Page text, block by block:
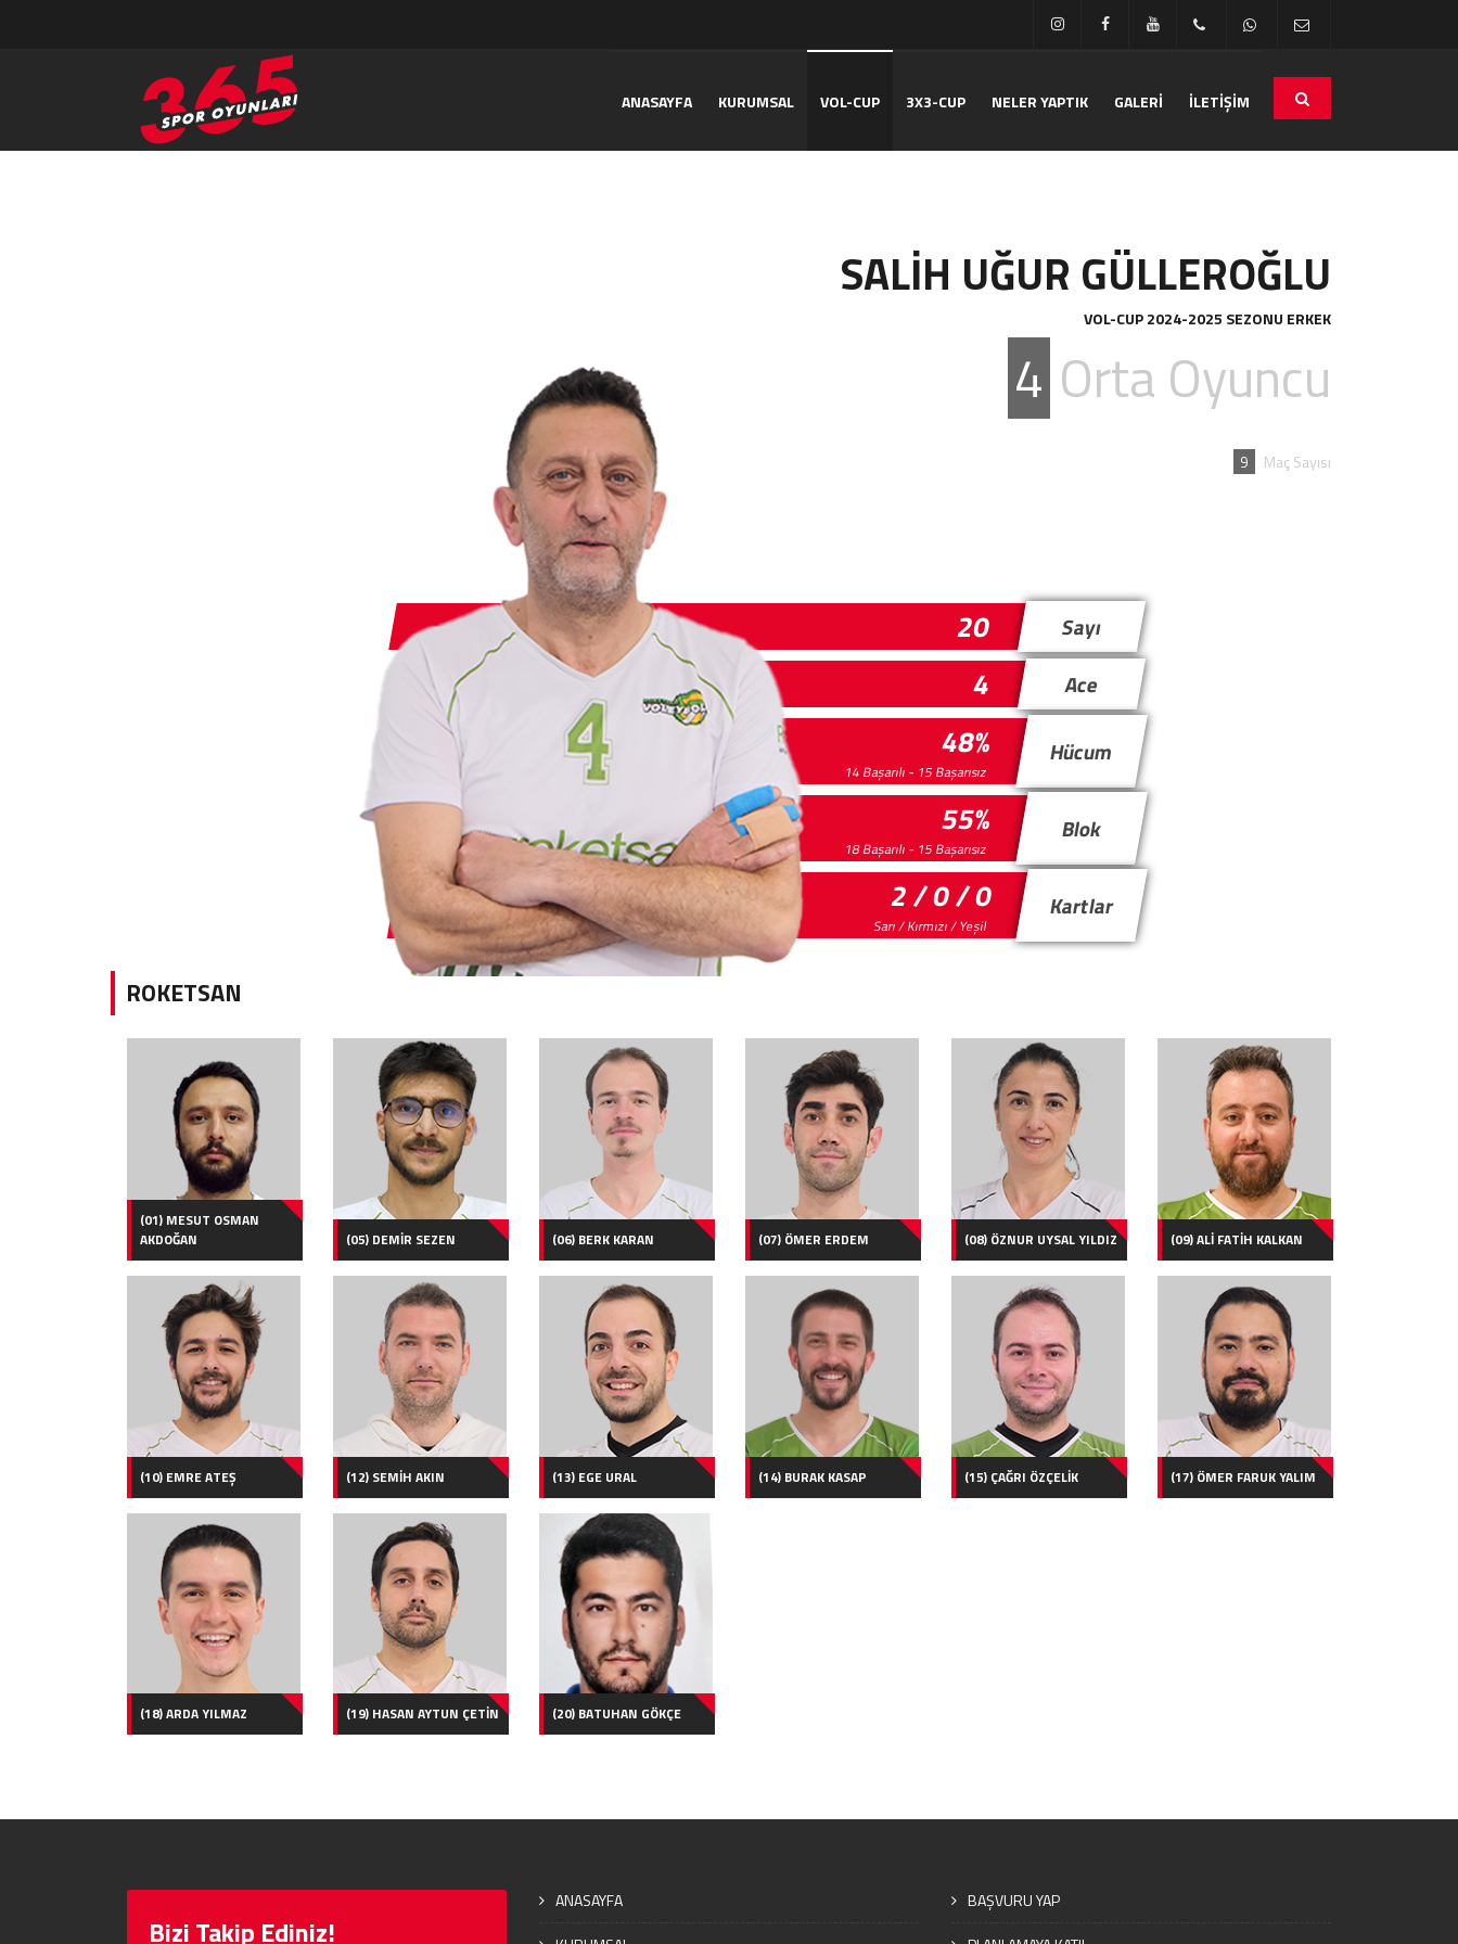
ANASAYFA KURUMSAL VOL-CUP 3X3-CUP NELER YAPTIK GALERİ İLETİŞİM
SALİH UĞUR GÜLLEROĞLU
VOL-CUP 2024-2025 SEZONU ERKEK
4 Orta Oyuncu
9 Maç Sayısı
20 Sayı
4 Ace
48%
14 Başarılı - 15 Başarısız
Hücum
55%
18 Başarılı - 15 Başarısız
Blok
2 / 0 / 0
Sarı / Kırmızı / Yeşil
Kartlar
ROKETSAN
(01) MESUT OSMAN
AKDOĞAN
(05) DEMİR SEZEN (06) BERK KARAN (07) ÖMER ERDEM (08) ÖZNUR UYSAL YILDIZ (09) ALİ FATİH KALKAN
(10) EMRE ATEŞ (12) SEMİH AKIN (13) EGE URAL (14) BURAK KASAP (15) ÇAĞRI ÖZÇELİK (17) ÖMER FARUK YALIM
(18) ARDA YILMAZ (19) HASAN AYTUN ÇETİN (20) BATUHAN GÖKÇE
Bizi Takip Ediniz!
ANASAYFA
BAŞVURU YAP